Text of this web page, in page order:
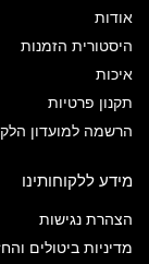
אודות
היסטורית הזמנות
איכות
תקנון פרטיות
הרשמה למועדון
מידע ללקוחותינו
הצהרת נגישות
מדיניות ביטולים